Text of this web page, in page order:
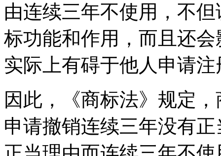
由连续三年不使用，不
标功能和作用，而且还
实际上有碍于他人申请
因此，《商标法》规定
申请撤销连续三年没有